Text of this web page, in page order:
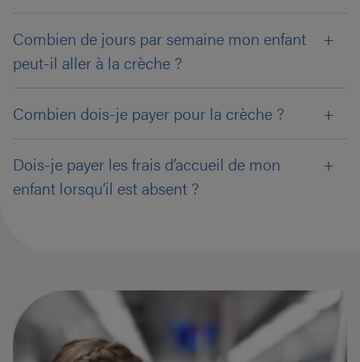
Combien de jours par semaine mon enfant
peut-il aller à la crèche ?
Combien dois-je payer pour la crèche ?
Dois-je payer les frais d’accueil de mon
enfant lorsqu’il est absent ?